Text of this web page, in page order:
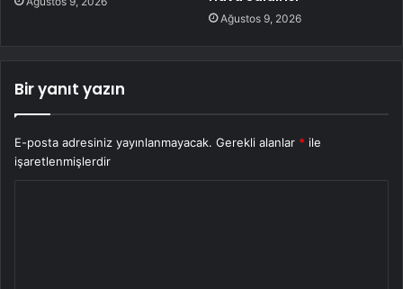
Ağustos 9, 2026
Bir yanıt yazın
E-posta adresiniz yayınlanmayacak. Gerekli alanlar * ile
işaretlenmişlerdir